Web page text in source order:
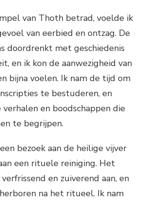
van Thoth betrad, voelde ik
van eerbied en ontzag. De
doordrenkt met geschiedenis
en ik kon de aanwezigheid van
bijna voelen. Ik nam de tijd om
te bestuderen, en
en boodschappen die
te begrijpen.
bezoek aan de heilige vijver
een rituele reiniging. Het
en zuiverend aan, en
na het ritueel. Ik nam